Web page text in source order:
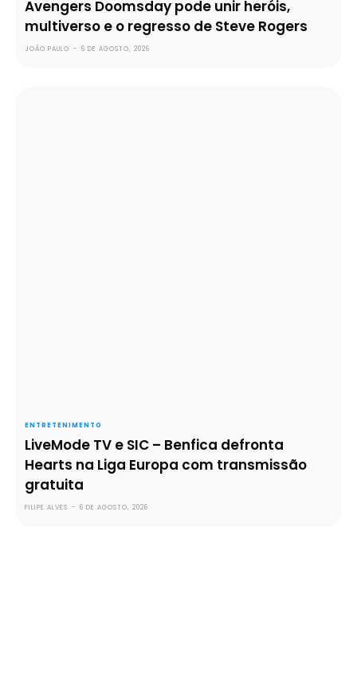
Avengers Doomsday pode unir heróis,
multiverso e o regresso de Steve Rogers
JOÃO PAULO - 6 DE AGOSTO, 2026
ENTRETENIMENTO
LiveMode TV e SIC – Benfica defronta
Hearts na Liga Europa com transmissão
gratuita
FILIPE ALVES - 6 DE AGOSTO, 2026